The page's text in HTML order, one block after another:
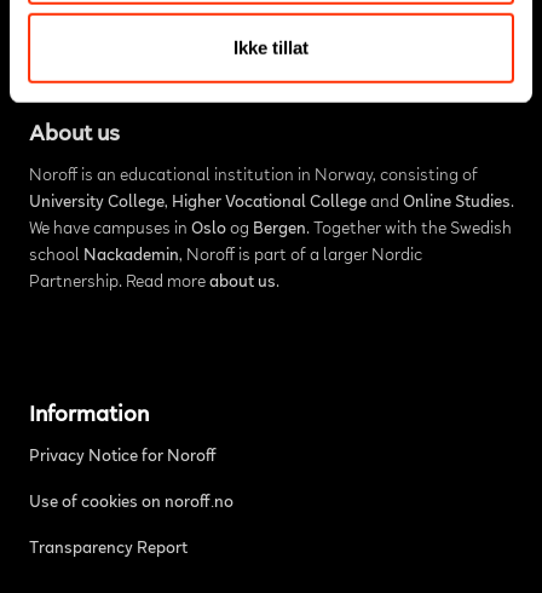
Ikke tillat
About us
Noroff is an educational institution in Norway, consisting of
University College, Higher Vocational Collegeand Online Studies.
We have campuses in Osloog Bergen. Together with the Swedish
school Nackademin, Noroff is part of a larger Nordic
Partnership. Read more about us.
Information
Privacy Notice for Noroff
Use of cookies on noroff.no
Transparency Report